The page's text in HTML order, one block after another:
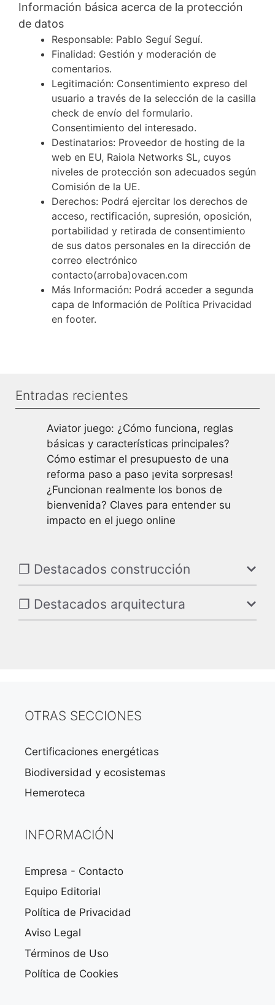
Información básica acerca de la protección
de datos
Responsable: Pablo Seguí Seguí.
Finalidad: Gestión y moderación de
comentarios.
Legitimación: Consentimiento expreso del
usuario a través de la selección de la casilla
check de envío del formulario.
Consentimiento del interesado.
Destinatarios: Proveedor de hosting de la
web en EU, Raiola Networks SL, cuyos
niveles de protección son adecuados según
Comisión de la UE.
Derechos: Podrá ejercitar los derechos de
acceso, rectificación, supresión, oposición,
portabilidad y retirada de consentimiento
de sus datos personales en la dirección de
correo electrónico
contacto(arroba)ovacen.com
Más Información: Podrá acceder a segunda
capa de Información de Política Privacidad
en footer.
Entradas recientes
Aviator juego: ¿Cómo funciona, reglas
básicas y características principales?
Cómo estimar el presupuesto de una
reforma paso a paso ¡evita sorpresas!
¿Funcionan realmente los bonos de
bienvenida? Claves para entender su
impacto en el juego online
❐ Destacados construcción
❐ Destacados arquitectura
OTRAS SECCIONES
Certificaciones energéticas
Biodiversidad y ecosistemas
Hemeroteca
INFORMACIÓN
Empresa - Contacto
Equipo Editorial
Política de Privacidad
Aviso Legal
Términos de Uso
Política de Cookies